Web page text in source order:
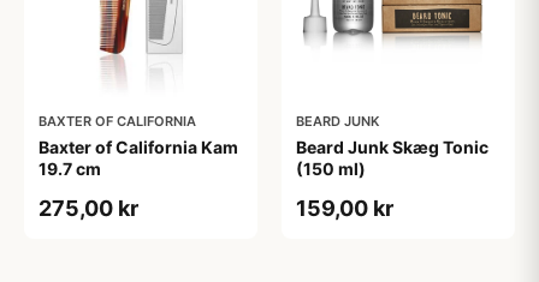
BAXTER OF CALIFORNIA
Baxter of California Kam
19.7 cm
275,00 kr
BEARD JUNK
Beard Junk Skæg Tonic
(150 ml)
159,00 kr